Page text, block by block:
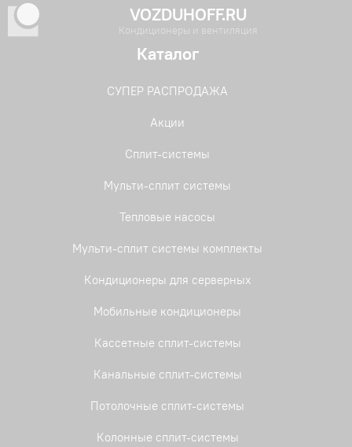
VOZDUHOFF.RU
Кондиционеры и вентиляция
Каталог
СУПЕР РАСПРОДАЖА
Акции
Сплит-системы
Мульти-сплит системы
Тепловые насосы
Мульти-сплит системы комплекты
Кондиционеры для серверных
Мобильные кондиционеры
Кассетные сплит-системы
Канальные сплит-системы
Потолочные сплит-системы
Колонные сплит-системы